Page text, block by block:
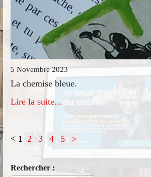
5 Novembre 2023
La chemise bleue.
Lire la suite...
< 1 2 3 4 5 >
Rechercher :